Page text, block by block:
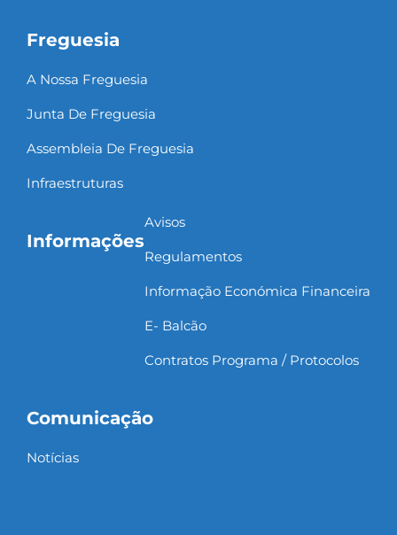
Freguesia
A Nossa Freguesia
Junta De Freguesia
Assembleia De Freguesia
Infraestruturas
Informações
Avisos
Regulamentos
Informação Económica Financeira
E- Balcão
Contratos Programa / Protocolos
Comunicação
Notícias